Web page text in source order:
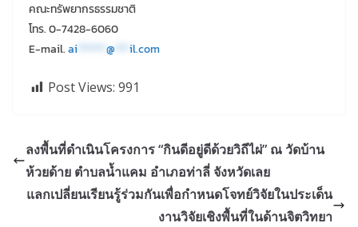
คณะทรัพยากรธรรมชาติ
โทร. 0-7428-6060
E-mail.ai ****** @ *** il.com
Post Views: 991
ลงพื้นที่ดำเนินโครงการ “กินดีอยู่ดีด้วยวิถีไผ่” ณ วัดบ้าน
ห้วยด้าย ตำบลน้ำแคม อำเภอท่าลี่ จังหวัดเลย
แลกเปลี่ยนเรียนรู้ร่วมกันเพื่อกำหนดโจทย์วิจัยในประเด็น
งานวิจัยเชิงพื้นที่ในด้านจิตวิทยา